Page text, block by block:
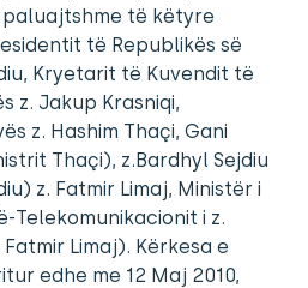
të këtyre
të Republikës së
Kryetarit të Kuvendit të
z. Jakup Krasniqi,
z. Hashim Thaçi, Gani
Thaçi), z.Bardhyl Sejdiu
z. Fatmir Limaj, Ministër i
Telekomunikacionit i z.
Limaj). Kërkesa e
edhe me 12 Maj 2010,